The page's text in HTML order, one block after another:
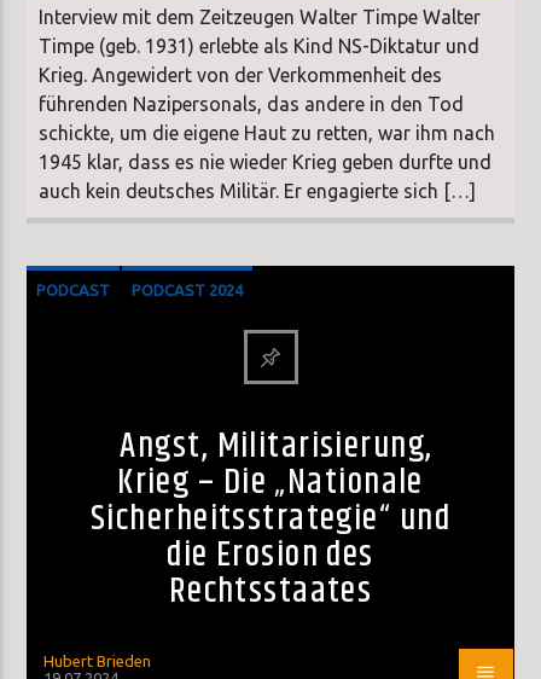
Interview mit dem Zeitzeugen Walter Timpe Walter
Timpe (geb. 1931) erlebte als Kind NS-Diktatur und
Krieg. Angewidert von der Verkommenheit des
führenden Nazipersonals, das andere in den Tod
schickte, um die eigene Haut zu retten, war ihm nach
1945 klar, dass es nie wieder Krieg geben durfte und
auch kein deutsches Militär. Er engagierte sich […]
PODCAST PODCAST 2024
Angst, Militarisierung,
Krieg – Die „Nationale
Sicherheitsstrategie“ und
die Erosion des
Rechtsstaates
Hubert Brieden